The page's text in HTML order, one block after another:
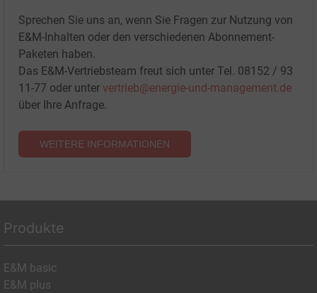
Sprechen Sie uns an, wenn Sie Fragen zur Nutzung von
E&M-Inhalten oder den verschiedenen Abonnement-
Paketen haben.
Das E&M-Vertriebsteam freut sich unter Tel. 08152 / 93
11-77 oder unter vertrieb@energie-und-management.de
über Ihre Anfrage.
WEITERE INFORMATIONEN
Produkte
E&M basic
E&M plus